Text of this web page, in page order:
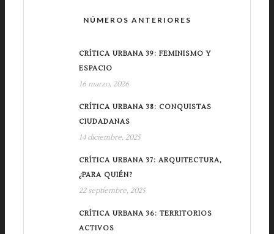
NÚMEROS ANTERIORES
CRÍTICA URBANA 39: FEMINISMO Y
ESPACIO
16 marzo, 2026
CRÍTICA URBANA 38: CONQUISTAS
CIUDADANAS
14 diciembre, 2025
CRÍTICA URBANA 37: ARQUITECTURA,
¿PARA QUIÉN?
22 septiembre, 2025
CRÍTICA URBANA 36: TERRITORIOS
ACTIVOS